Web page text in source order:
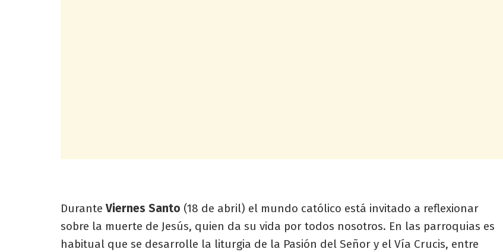
DuranteViernes Santo (18 de abril) el mundo católico está invitado a reflexionar
sobre la muerte de Jesús, quien da su vida por todos nosotros. En las parroquias es
habitual que se desarrolle la liturgia de la Pasión del Señor y el Vía Crucis, entre